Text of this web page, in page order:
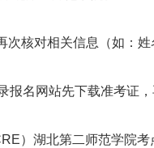
核对相关信息（如：
名网站先下载准考证
）湖北第二师范学院考